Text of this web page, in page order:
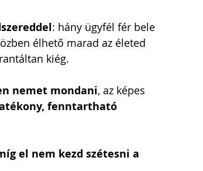
: hány ügyfél fér bele
élhető marad az életed
kiég.
nemet mondani, az képes
fenntartható
el nem kezd szétesni a